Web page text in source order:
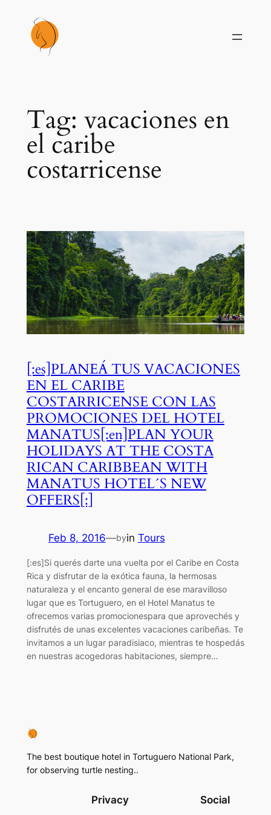
content
Tag: vacaciones en
el caribe
costarricense
[:es]PLANEÁ TUS VACACIONES
EN EL CARIBE
COSTARRICENSE CON LAS
PROMOCIONES DEL HOTEL
MANATUS[:en]PLAN YOUR
HOLIDAYS AT THE COSTA
RICAN CARIBBEAN WITH
MANATUS HOTEL´S NEW
OFFERS[:]
Feb 8, 2016—byin Tours
[:es]Si querés darte una vuelta por el Caribe en Costa
Rica y disfrutar de la exótica fauna, la hermosas
naturaleza y el encanto general de ese maravilloso
lugar que es Tortuguero, en el Hotel Manatus te
ofrecemos varias promocionespara que aprovechés y
disfrutés de unas excelentes vacaciones caribeñas. Te
invitamos a un lugar paradisiaco, mientras te hospedás
en nuestras acogedoras habitaciones, siempre…
The best boutique hotel in Tortuguero National Park,
for observing turtle nesting..
Privacy Social